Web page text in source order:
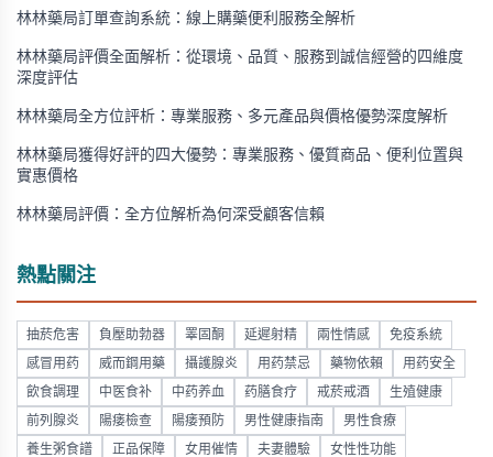
林林藥局訂單查詢系統：線上購藥便利服務全解析
林林藥局評價全面解析：從環境、品質、服務到誠信經營的四維度
深度評估
林林藥局全方位評析：專業服務、多元產品與價格優勢深度解析
林林藥局獲得好評的四大優勢：專業服務、優質商品、便利位置與
實惠價格
林林藥局評價：全方位解析為何深受顧客信賴
熱點關注
抽菸危害 負壓助勃器 睪固酮 延遲射精 兩性情感 免疫系統
感冒用药 威而鋼用藥 攝護腺炎 用药禁忌 藥物依賴 用药安全
飲食調理 中医食补 中药养血 药膳食疗 戒菸戒酒 生殖健康
前列腺炎 陽痿檢查 陽痿預防 男性健康指南 男性食療
養生粥食譜 正品保障 女用催情 夫妻體驗 女性性功能